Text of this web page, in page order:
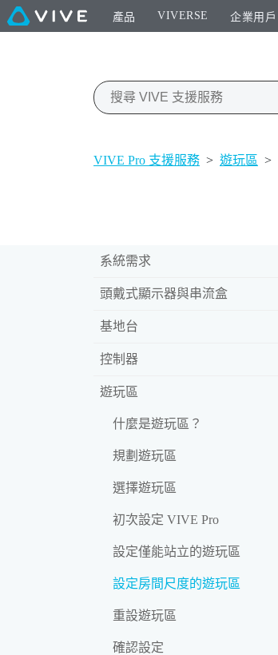
產品 VIVERSE 企業用戶
VIVE Pro 支援服務 > 遊玩區 >
系統需求
頭戴式顯示器與串流盒
基地台
控制器
遊玩區
什麼是遊玩區？
規劃遊玩區
選擇遊玩區
初次設定 VIVE Pro
設定僅能站立的遊玩區
設定房間尺度的遊玩區
重設遊玩區
確認設定